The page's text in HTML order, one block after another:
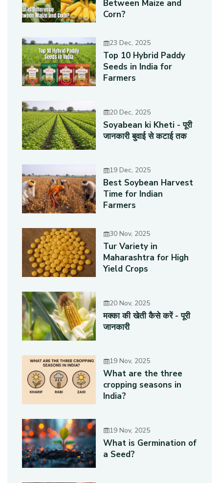
Between Maize and
Corn?
23 Dec, 2025
Top 10 Hybrid Paddy
Seeds in India for
Farmers
20 Dec, 2025
Soyabean ki Kheti - पूरी
जानकारी बुवाई से कटाई तक
19 Dec, 2025
Best Soybean Harvest
Time for Indian
Farmers
30 Nov, 2025
Tur Variety in
Maharashtra for High
Yield Crops
20 Nov, 2025
मक्का की खेती कैसे करें - पूरी
जानकारी
19 Nov, 2025
What are the three
cropping seasons in
India?
19 Nov, 2025
What is Germination of
a Seed?